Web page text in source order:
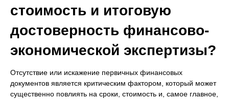
стоимость и итоговую
достоверность финансово-
экономической экспертизы?
Отсутствие или искажение первичных финансовых
документов является критическим фактором, который может
существенно повлиять на сроки, стоимость и, самое главное,